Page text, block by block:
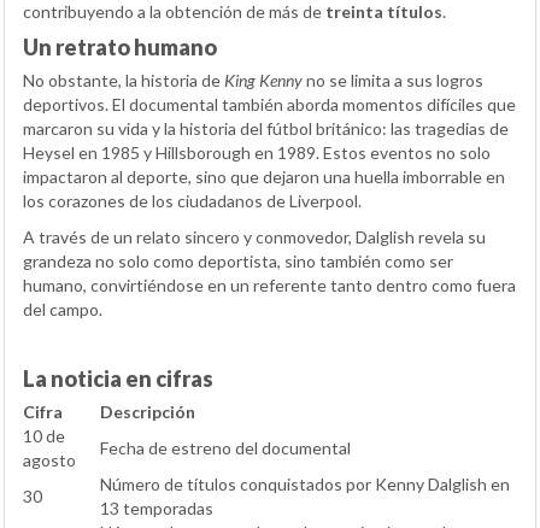
contribuyendo a la obtención de más de treinta títulos.
Un retrato humano
No obstante, la historia de King Kennyno se limita a sus logros
deportivos. El documental también aborda momentos difíciles que
marcaron su vida y la historia del fútbol británico: las tragedias de
Heysel en 1985 y Hillsborough en 1989. Estos eventos no solo
impactaron al deporte, sino que dejaron una huella imborrable en
los corazones de los ciudadanos de Liverpool.
A través de un relato sincero y conmovedor, Dalglish revela su
grandeza no solo como deportista, sino también como ser
humano, convirtiéndose en un referente tanto dentro como fuera
del campo.
La noticia en cifras
Cifra
Descripción
10 de
agosto
Fecha de estreno del documental
30
Número de títulos conquistados por Kenny Dalglish en
13 temporadas